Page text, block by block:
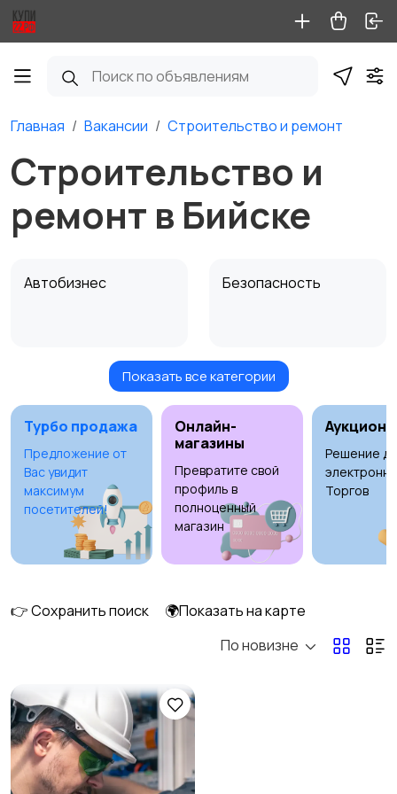
Главная Вакансии Строительство и ремонт
Строительство и
ремонт в Бийске
Автобизнес Безопасность
Бытовые услуги и
клининг
Высший менеджмент
Госслужба
Добыча сырья,
энергетика
Информационные
технологии
Показать все категории
Турбо продажа
Предложение от
Вас увидит
максимум
посетителей!
Онлайн-
магазины
Превратите свой
профиль в
полноценный
магазин
Аукционы
Решение
Торгов
👉 Сохранить поиск
🌍Показать на карте
По новизне